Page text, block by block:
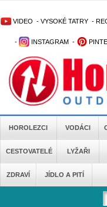
VIDEO - VYSOKÉ TATRY -
- INSTAGRAM -
HOROLEZCI VODÁCI
CESTOVATELÉ LYŽAŘI
ZDRAVÍ JÍDLO A PITÍ